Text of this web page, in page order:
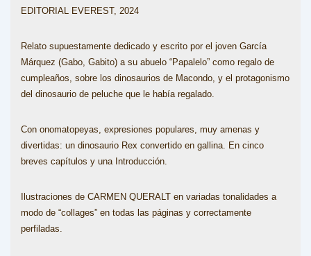
EDITORIAL EVEREST, 2024
Relato supuestamente dedicado y escrito por el joven García
Márquez (Gabo, Gabito) a su abuelo “Papalelo” como regalo de
cumpleaños, sobre los dinosaurios de Macondo, y el protagonismo
del dinosaurio de peluche que le había regalado.
Con onomatopeyas, expresiones populares, muy amenas y
divertidas: un dinosaurio Rex convertido en gallina. En cinco
breves capítulos y una Introducción.
Ilustraciones de CARMEN QUERALT en variadas tonalidades a
modo de “collages” en todas las páginas y correctamente
perfiladas.